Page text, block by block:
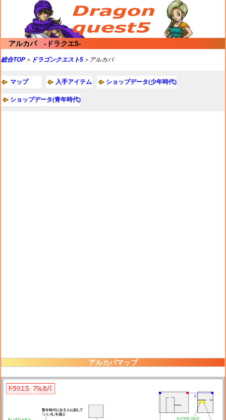
アルカパ -ドラクエ5-
総合TOP ＞ ドラゴンクエスト5 ＞アルカパ
マップ 入手アイテム ショップデータ(少年時代)
ショップデータ(青年時代)
アルカパマップ